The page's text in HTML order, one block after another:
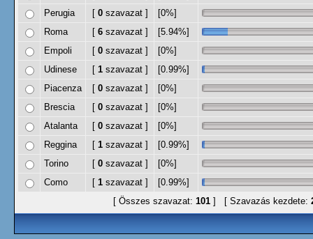
Perugia
[ 0szavazat ]
[0%]
Roma
[ 6szavazat ]
[5.94%]
Empoli
[ 0szavazat ]
[0%]
Udinese
[ 1szavazat ]
[0.99%]
Piacenza
[ 0szavazat ]
[0%]
Brescia
[ 0szavazat ]
[0%]
Atalanta
[ 0szavazat ]
[0%]
Reggina
[ 1szavazat ]
[0.99%]
Torino
[ 0szavazat ]
[0%]
Como
[ 1szavazat ]
[0.99%]
[ Összes szavazat: 101 ] [ Szavazás kezdete: